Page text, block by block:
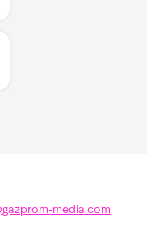
ЛАЙКОВ
media.com